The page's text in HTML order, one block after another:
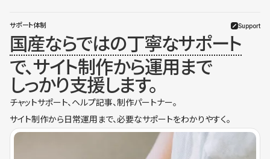
サポート体制 Support
国産ならではの丁寧なサポート
で、サイト制作から運用まで
しっかり支援します。
チャットサポート、ヘルプ記事、制作パートナー。
サイト制作から日常運用まで、必要なサポートをわかりやすく。